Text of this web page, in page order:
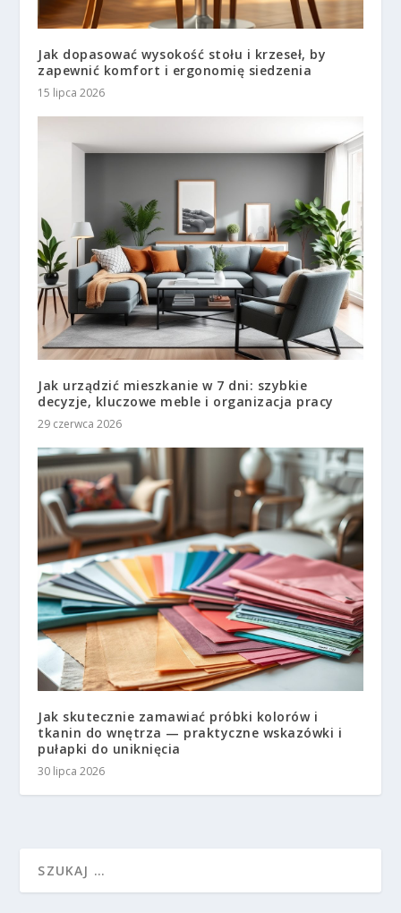
Jak dopasować wysokość stołu i krzeseł, by
zapewnić komfort i ergonomię siedzenia
15 lipca 2026
Jak urządzić mieszkanie w 7 dni: szybkie
decyzje, kluczowe meble i organizacja pracy
29 czerwca 2026
Jak skutecznie zamawiać próbki kolorów i
tkanin do wnętrza — praktyczne wskazówki i
pułapki do uniknięcia
30 lipca 2026